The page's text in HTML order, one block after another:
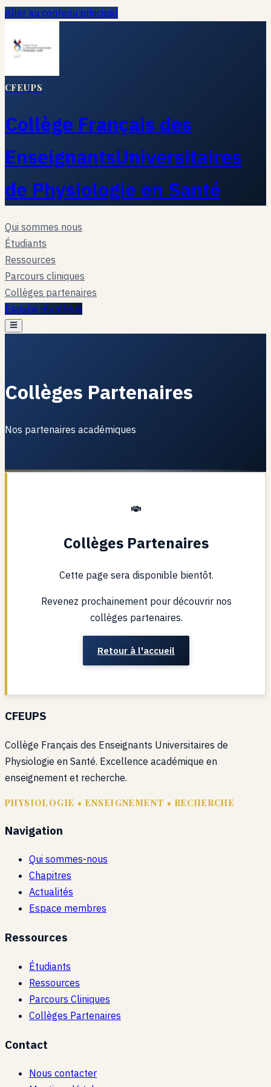
Aller au contenu principal
CFEUPS
Collège Français des
EnseignantsUniversitaires
de Physiologie en Santé
Qui sommes nous
Étudiants
Ressources
Parcours cliniques
Collèges partenaires
Espace membres
Collèges Partenaires
Nos partenaires académiques
Collèges Partenaires
Cette page sera disponible bientôt.
Revenez prochainement pour découvrir nos
collèges partenaires.
Retour à l'accueil
CFEUPS
Collège Français des Enseignants Universitaires de
Physiologie en Santé. Excellence académique en
enseignement et recherche.
PHYSIOLOGIE • ENSEIGNEMENT • RECHERCHE
Navigation
Qui sommes-nous
Chapitres
Actualités
Espace membres
Ressources
Étudiants
Ressources
Parcours Cliniques
Collèges Partenaires
Contact
Nous contacter